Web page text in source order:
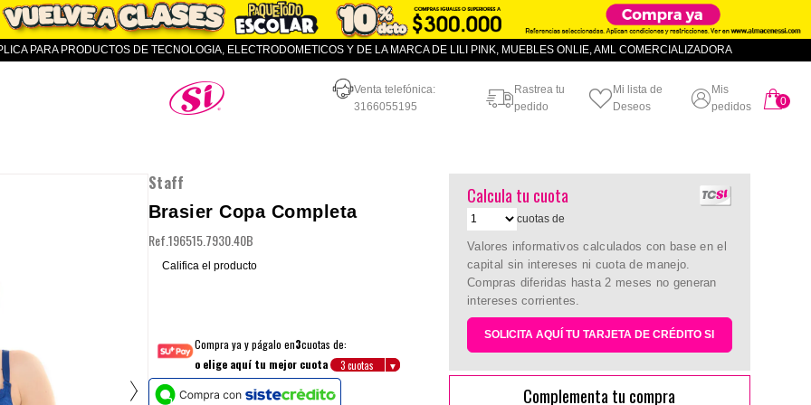
PARA PRODUCTOS DE TECNOLOGIA, ELECTRODOMETICOS Y DE LA MARCA DE LILI PINK, MUEBLES ONLIE, AML COMERCIALIZADORA
Almacenes SI
Venta telefónica:
3166055195
Rastrea tu
pedido
Mi lista de
Deseos
Mis
pedidos
0
Staff
Brasier Copa Completa
Ref.196515.7930.40B
Califica el producto
Compra ya y págalo en3cuotas de:
o elige aquí tu mejor cuota
Calcula tu cuota
cuotas de
Valores informativos calculados con base en el
capital sin intereses ni cuota de manejo.
Compras diferidas hasta 2 meses no generan
intereses corrientes.
SOLICITA AQUÍ TU TARJETA DE CRÉDITO SI
Complementa tu compra